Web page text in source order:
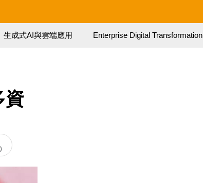
生成式AI與雲端應用 Enterprise Digital Transformation
資